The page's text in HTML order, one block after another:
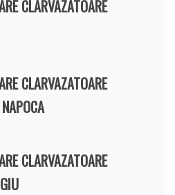
CLARVAZATOARE
CLARVAZATOARE
CLARVAZATOARE